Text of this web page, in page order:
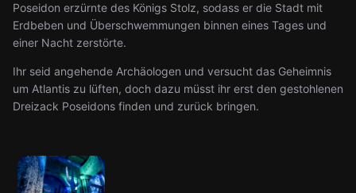
Poseidon erzürnte des Königs Stolz, sodass er die Stadt mit
Erdbeben und Überschwemmungen binnen eines Tages und
einer Nacht zerstörte.
Ihr seid angehende Archäologen und versucht das Geheimnis
um Atlantis zu lüften, doch dazu müsst ihr erst den gestohlenen
Dreizack Poseidons finden und zurück bringen.